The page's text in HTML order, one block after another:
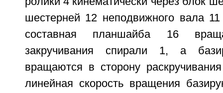
шестерней 12 неподвижного вала
составная планшайба 16
закручивания спирали 1, а
вращаются в сторону
линейная скорость вращения